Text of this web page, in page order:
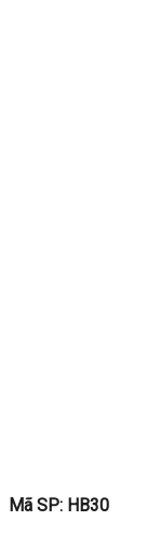
Mã SP: HB30